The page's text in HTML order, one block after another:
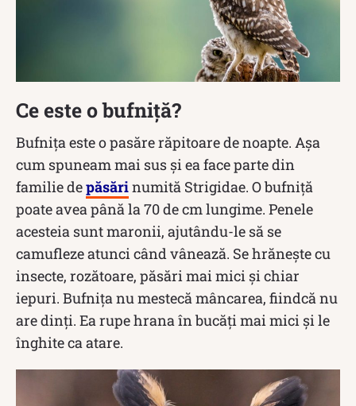
Ce este o bufniță?
Bufnița este o pasăre răpitoare de noapte. Așa
cum spuneam mai sus și ea face parte din
familie depăsărinumită Strigidae. O bufniță
poate avea până la 70 de cm lungime. Penele
acesteia sunt maronii, ajutându-le să se
camufleze atunci când vânează. Se hrănește cu
insecte, rozătoare, păsări mai mici și chiar
iepuri. Bufnița nu mestecă mâncarea, fiindcă nu
are dinți. Ea rupe hrana în bucăți mai mici și le
înghite ca atare.